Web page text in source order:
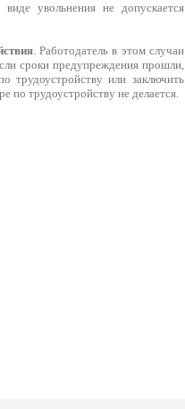
увольнения не допускается
. Работодатель в этом случаи
сроки предупреждения прошли,
трудоустройству или заключить
по трудоустройству не делается.